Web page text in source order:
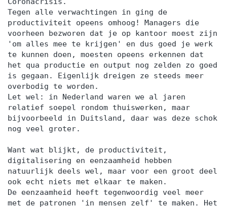
Tegen alle verwachtingen in ging de
productiviteit opeens omhoog! Managers die
voorheen bezworen dat je op kantoor moest zijn
'om alles mee te krijgen' en dus goed je werk
te kunnen doen, moesten opeens erkennen dat
het qua productie en output nog zelden zo goed
is gegaan. Eigenlijk dreigen ze steeds meer
overbodig te worden.
Let wel: in Nederland waren we al jaren
relatief soepel rondom thuiswerken, maar
bijvoorbeeld in Duitsland, daar was deze schok
nog veel groter.
Want wat blijkt, de productiviteit,
digitalisering en eenzaamheid hebben
natuurlijk deels wel, maar voor een groot deel
ook echt niets met elkaar te maken.
De eenzaamheid heeft tegenwoordig veel meer
met de patronen 'in mensen zelf' te maken. Het